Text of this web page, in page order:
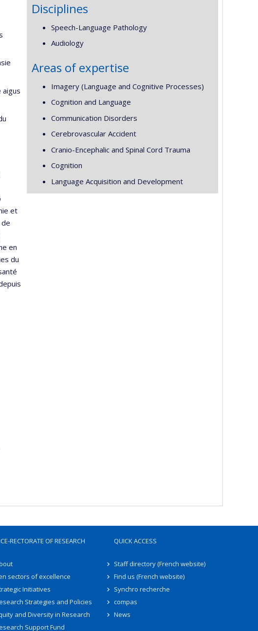
aigus
et
en
du
Disciplines
Speech-Language Pathology
Audiology
Areas of expertise
Imagery (Language and Cognitive Processes)
Cognition and Language
Communication Disorders
Cerebrovascular Accident
Cranio-Encephalic and Spinal Cord Trauma
Cognition
Language Acquisition and Development
RECTORATE OF RESEARCH
sectors of excellence
Initiatives
Strategies and Policies
and Diversity in Research
Support Fund
QUICK ACCESS
Staff directory (French website)
Find us (French website)
Synchro recherche
compas
News